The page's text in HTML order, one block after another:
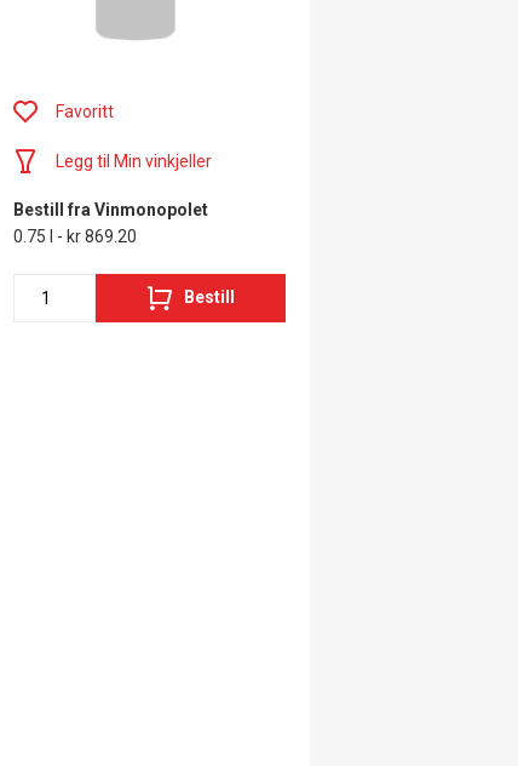
Favoritt
Legg til Min vinkjeller
Bestill fra Vinmonopolet
0.75 l - kr 869.20
Bestill